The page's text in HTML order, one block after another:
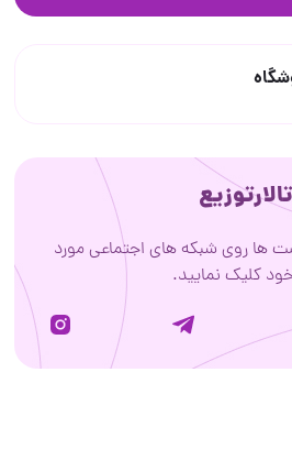
تالارتوزیع
ها روی شبکه های اجتماعی مورد
کلیک نمایید.